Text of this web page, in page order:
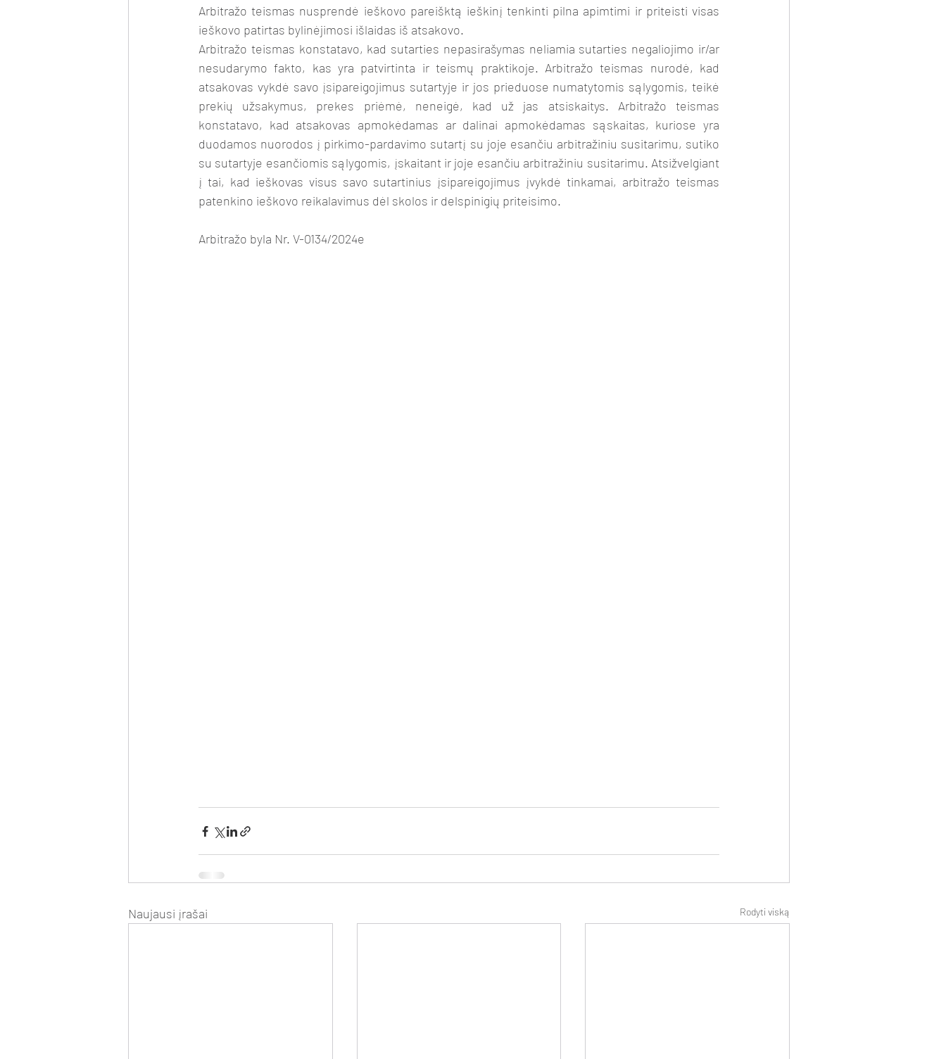
Arbitražo teismas nusprendė ieškovo pareišktą ieškinį tenkinti pilna apimtimi ir priteisti visas
ieškovo patirtas bylinėjimosi išlaidas iš atsakovo.
Arbitražo teismas konstatavo, kad sutarties nepasirašymas neliamia sutarties negaliojimo ir/ar
nesudarymo fakto, kas yra patvirtinta ir teismų praktikoje. Arbitražo teismas nurodė, kad
atsakovas vykdė savo įsipareigojimus sutartyje ir jos prieduose numatytomis sąlygomis, teikė
prekių užsakymus, prekes priėmė, neneigė, kad už jas atsiskaitys. Arbitražo teismas
konstatavo, kad atsakovas apmokėdamas ar dalinai apmokėdamas sąskaitas, kuriose yra
duodamos nuorodos į pirkimo-pardavimo sutartį su joje esančiu arbitražiniu susitarimu, sutiko
su sutartyje esančiomis sąlygomis, įskaitant ir joje esančiu arbitražiniu susitarimu. Atsižvelgiant
į tai, kad ieškovas visus savo sutartinius įsipareigojimus įvykdė tinkamai, arbitražo teismas
patenkino ieškovo reikalavimus dėl skolos ir delspinigių priteisimo.
Arbitražo byla Nr. V-0134/2024e
Naujausi įrašai Rodyti viską